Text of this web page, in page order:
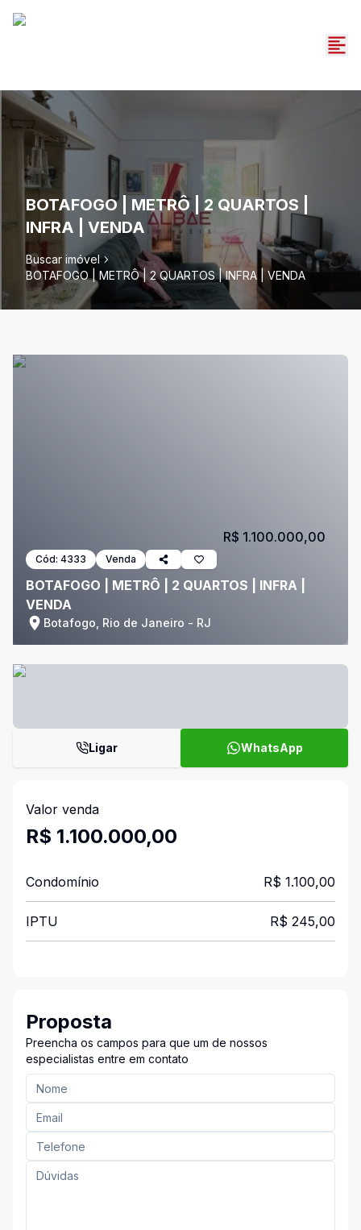
BOTAFOGO | METRÔ | 2 QUARTOS |
INFRA | VENDA
Buscar imóvel
BOTAFOGO | METRÔ | 2 QUARTOS | INFRA | VENDA
Cód: 4333 Venda
BOTAFOGO | METRÔ | 2 QUARTOS | INFRA |
VENDA
Botafogo, Rio de Janeiro - RJ
R$ 1.100.000,00
Ligar WhatsApp
Valor venda
R$ 1.100.000,00
Condomínio R$ 1.100,00
IPTU R$ 245,00
Proposta
Preencha os campos para que um de nossos
especialistas entre em contato